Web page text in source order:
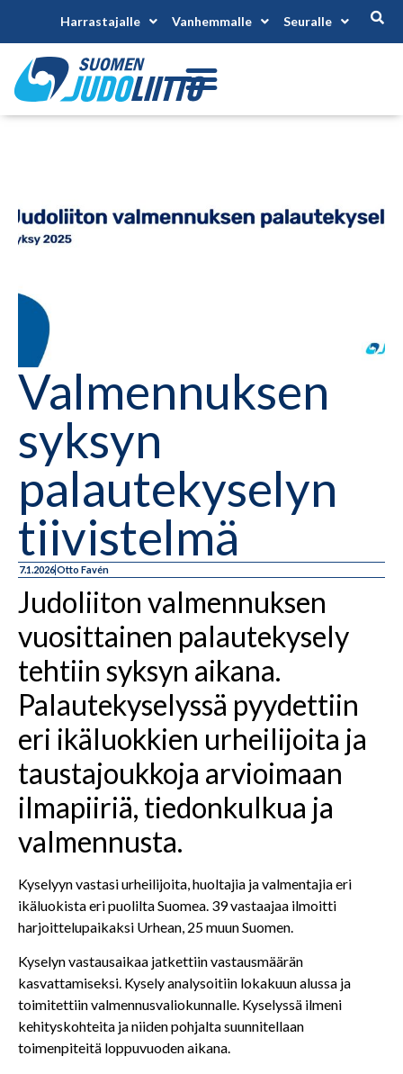
Harrastajalle Vanhemmalle Seuralle
Valmennuksen
syksyn
palautekyselyn
tiivistelmä
7.1.2026Otto Favén
Judoliiton valmennuksen
vuosittainen palautekysely
tehtiin syksyn aikana.
Palautekyselyssä pyydettiin
eri ikäluokkien urheilijoita ja
taustajoukkoja arvioimaan
ilmapiiriä, tiedonkulkua ja
valmennusta.
Kyselyyn vastasi urheilijoita, huoltajia ja valmentajia eri
ikäluokista eri puolilta Suomea. 39 vastaajaa ilmoitti
harjoittelupaikaksi Urhean, 25 muun Suomen.
Kyselyn vastausaikaa jatkettiin vastausmäärän
kasvattamiseksi. Kysely analysoitiin lokakuun alussa ja
toimitettiin valmennusvaliokunnalle. Kyselyssä ilmeni
kehityskohteita ja niiden pohjalta suunnitellaan
toimenpiteitä loppuvuoden aikana.